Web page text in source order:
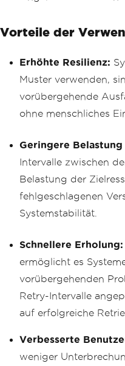
Vorteile der
Erhöhte Resilienz:
Muster verwenden,
vorübergehende
ohne menschliches
Geringere Belastung
Intervalle zwischen
Belastung der
fehlgeschlagenen
Systemstabilität.
Schnellere Erholung:
ermöglicht es
vorübergehenden
Retry-Intervalle
auf erfolgreiche
Verbesserte
weniger